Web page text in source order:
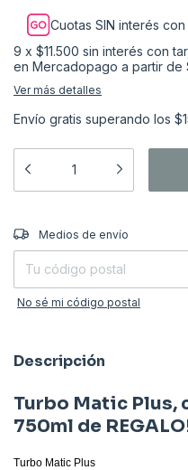
Cuotas SIN interés con
9 x $11.500 sin interés
Ver más detalles
Envío gratis superando los
Entregas para el CP:
Medios de envío
No sé mi código postal
Descripción
Turbo Matic Plus,
750ml de
Turbo Matic Plus